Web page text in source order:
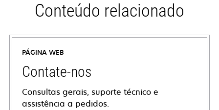
Conteúdo relacionado
PÁGINA WEB
Contate-nos
Consultas gerais, suporte técnico e
assistência a pedidos.